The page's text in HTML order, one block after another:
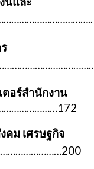
อร์สำนักงาน
ม เศรษฐกิจ